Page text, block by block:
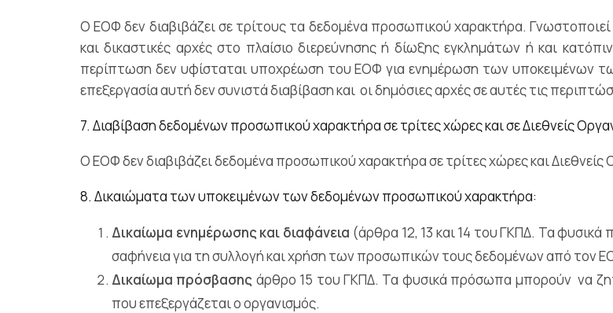
Ο ΕΟΦ δεν διαβιβάζει σε τρίτους τα δεδομένα προσωπικού χαρακτήρα.
και δικαστικές αρχές στο πλαίσιο διερεύνησης ή δίωξης εγκλημάτων ή και
περίπτωση δεν υφίσταται υποχρέωση του ΕΟΦ για ενημέρωση των υποκειμένων
επεξεργασία αυτή δεν συνιστά διαβίβαση και οι δημόσιες αρχές σε αυτές τις
7. Διαβίβαση δεδομένων προσωπικού χαρακτήρα σε τρίτες χώρες και σε Διεθνείς
Ο ΕΟΦ δεν διαβιβάζει δεδομένα προσωπικού χαρακτήρα σε τρίτες χώρες και Διεθνείς
8. Δικαιώματα των υποκειμένων των δεδομένων προσωπικού χαρακτήρα:
Δικαίωμα ενημέρωσης και διαφάνεια (άρθρα 12, 13 και 14 του ΓΚΠΔ. Τα φυσικά
σαφήνεια για τη συλλογή και χρήση των προσωπικών τους δεδομένων από τον
Δικαίωμα πρόσβασης άρθρο 15 του ΓΚΠΔ. Τα φυσικά πρόσωπα μπορούν να
που επεξεργάζεται ο οργανισμός.